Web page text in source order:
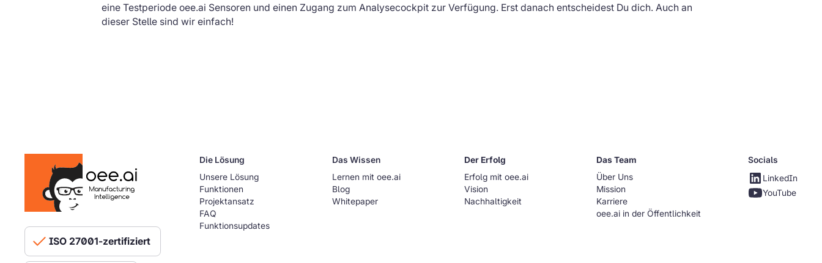
eine Testperiode oee.ai Sensoren und einen Zugang zum Analysecockpit zur Verfügung. Erst danach entscheidest Du dich. Auch an
dieser Stelle sind wir einfach!
ISO 27001-zertifiziert
Die Lösung
Unsere Lösung
Funktionen
Projektansatz
FAQ
Funktionsupdates
Das Wissen
Lernen mit oee.ai
Blog
Whitepaper
Der Erfolg
Erfolg mit oee.ai
Vision
Nachhaltigkeit
Das Team
Über Uns
Mission
Karriere
oee.ai in der Öffentlichkeit
Socials
LinkedIn
YouTube